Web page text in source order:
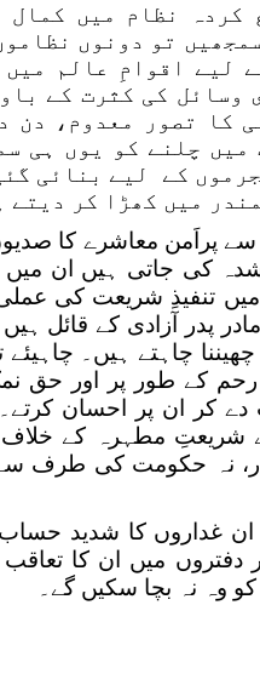
کردہ نظام میں کمال
تو دونوں
لیے اقوامِ عالم
وسائل کی کثرت کے
کا تصور معدوم، دن
چلنے کو یوں ہی
کے لیے بنائی
میں کھڑا کر دیتے
پراَمن معاشرے کا
شدہ کی جاتی ہیں ان
تنفیذِ شریعت کی
پدر آزادی کے قائل
چاہتے ہیں۔ چاہیئے تو
رحم کے طور پر اور حق
دے کر ان پر احسان
سے شریعتِ مطہرہ کے
ڈر، نہ حکومت کی طرف
غداروں کا شدید حساب
میں ان کا تعاقب
وہ نہ بچا سکیں گے۔